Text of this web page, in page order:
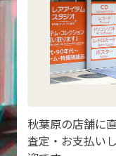
秋葉原の店舗に
査定・お支払い